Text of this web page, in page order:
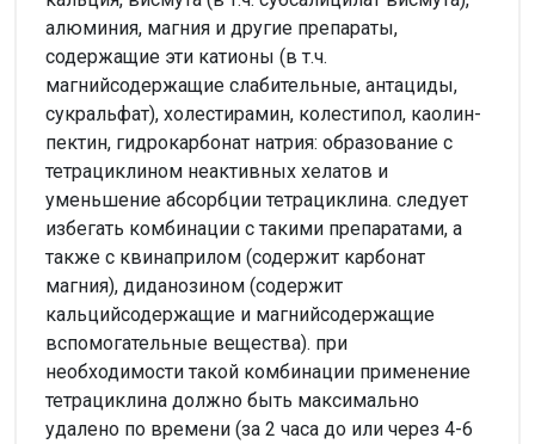
алюминия, магния и другие препараты,
содержащие эти катионы (в т.ч.
магнийсодержащие слабительные, антациды,
сукральфат), холестирамин, колестипол, каолин-
пектин, гидрокарбонат натрия: образование с
тетрациклином неактивных хелатов и
уменьшение абсорбции тетрациклина. следует
избегать комбинации с такими препаратами, а
также с квинаприлом (содержит карбонат
магния), диданозином (содержит
кальцийсодержащие и магнийсодержащие
вспомогательные вещества). при
необходимости такой комбинации применение
тетрациклина должно быть максимально
удалено по времени (за 2 часа до или через 4-6